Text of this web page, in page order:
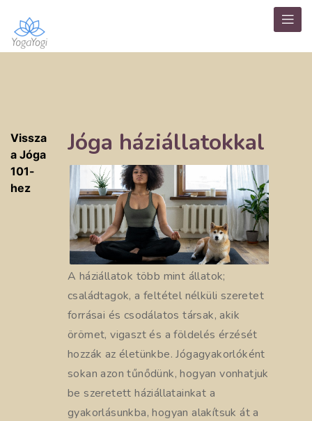
Vissza
a Jóga
101-
hez
Jóga háziállatokkal
A háziállatok több mint állatok;
családtagok, a feltétel nélküli szeretet
forrásai és csodálatos társak, akik
örömet, vigaszt és a földelés érzését
hozzák az életünkbe. Jógagyakorlóként
sokan azon tűnődünk, hogyan vonhatjuk
be szeretett háziállatainkat a
gyakorlásunkba, hogyan alakítsuk át a